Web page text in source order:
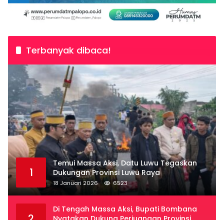
Terbanyak dibaca!
1
Temui Massa Aksi, Datu Luwu Tegaskan
Dukungan Provinsi Luwu Raya
18 Januari 2026 6523
Di Tengah Massa Aksi, Bupati Bombana